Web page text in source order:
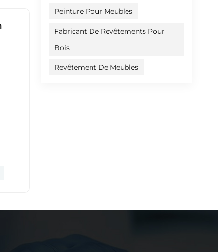
Peinture Pour Meubles
Fabricant De Revêtements Pour
Bois
Revêtement De Meubles
: